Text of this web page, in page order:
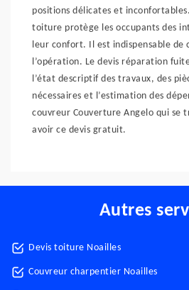
positions délicates et
toiture protège les occupants des
leur confort. Il est indispensable de
l’opération. Le devis réparation
l’état descriptif des travaux, des
nécessaires et l’estimation des
couvreur Couverture Angelo qui se
avoir ce devis gratuit.
Autres
Devis toiture Noailles
Couvreur charpentier Noailles